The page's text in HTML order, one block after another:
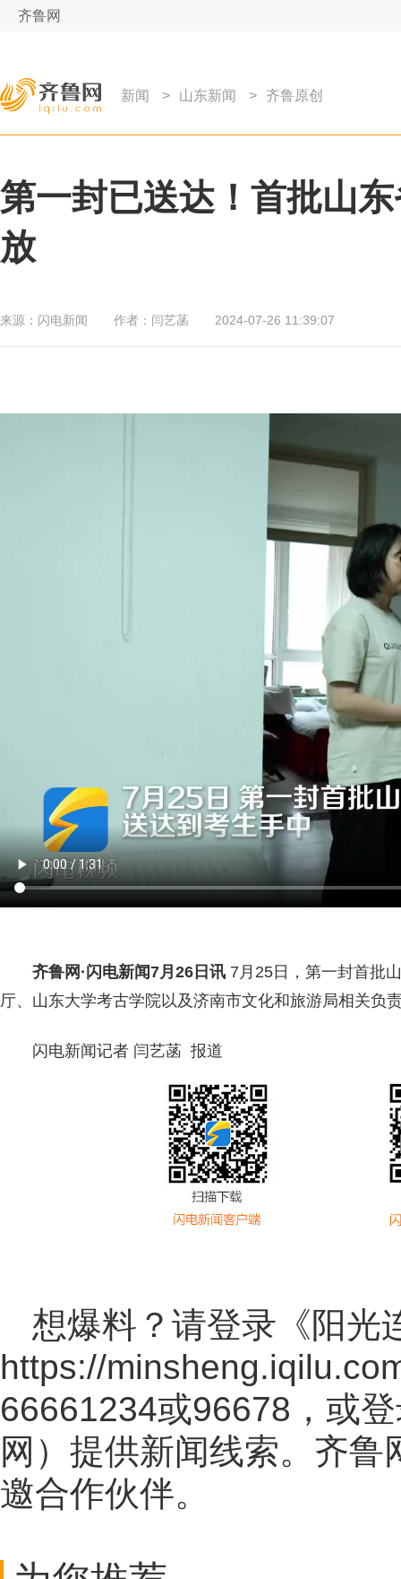
齐鲁网
新闻 > 山东新闻 > 齐鲁原创
第一封已送达！首批山
放
来源： 闪电新闻 作者： 闫艺菡 2024-07-26 11:39:07
齐鲁网 ·闪电新闻7月26日讯 7月25日，第一封首批
厅、山东大学考古学院以及济南市文化和旅游局相关负
闪电新闻记者 闫艺菡 报道
想爆料？请登录《阳光
https://
66661234或96678，或
网 ）提供新闻线索。齐鲁
邀合作伙伴。